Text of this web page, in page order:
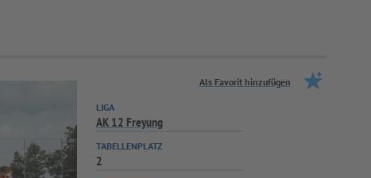
Als Favorit hinzufügen
LIGA
AK 12 Freyung
TABELLENPLATZ
2